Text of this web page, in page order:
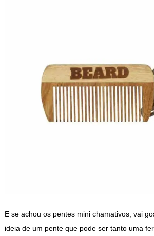
E se achou os pentes mini chamativos, vai
ideia de um pente que pode ser tanto uma